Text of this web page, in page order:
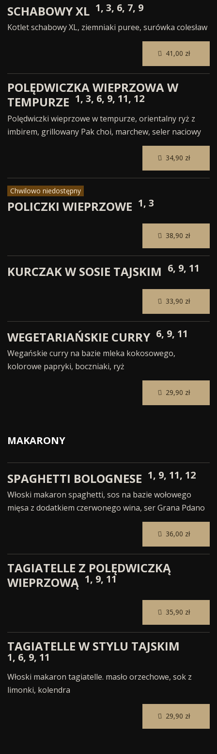
SCHABOWY XL 1, 3, 6, 7, 9
Kotlet schabowy XL, ziemniaki puree, surówka colesław
POLĘDWICZKA WIEPRZOWA W
TEMPURZE 1, 3, 6, 9, 11, 12
Polędwiczki wieprzowe w tempurze, orientalny ryż z
imbirem, grillowany Pak choi, marchew, seler naciowy
Chwilowo niedostępny
POLICZKI WIEPRZOWE 1, 3
KURCZAK W SOSIE TAJSKIM 6, 9, 11
WEGETARIAŃSKIE CURRY 6, 9, 11
Wegańskie curry na bazie mleka kokosowego,
kolorowe papryki, boczniaki, ryż
MAKARONY
SPAGHETTI BOLOGNESE 1, 9, 11, 12
Włoski makaron spaghetti, sos na bazie wołowego
mięsa z dodatkiem czerwonego wina, ser Grana Pdano
TAGIATELLE Z POLĘDWICZKĄ
WIEPRZOWĄ 1, 9, 11
TAGIATELLE W STYLU TAJSKIM
1, 6, 9, 11
Włoski makaron tagiatelle. masło orzechowe, sok z
limonki, kolendra